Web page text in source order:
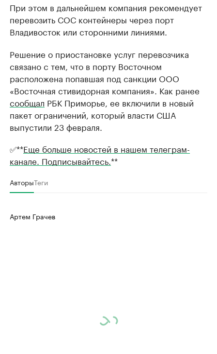
При этом в дальнейшем компания рекомендует
перевозить СОС контейнеры через порт
Владивосток или сторонними линиями.
Решение о приостановке услуг перевозчика
связано с тем, что в порту Восточном
расположена попавшая под санкции ООО
«Восточная стивидорная компания». Как ранее
сообщал РБК Приморье, ее включили в новый
пакет ограничений, который власти США
выпустили 23 февраля.
✅**Еще больше новостей в нашем телеграм-
канале. Подписывайтесь. **
АвторыТеги
Артем Грачев